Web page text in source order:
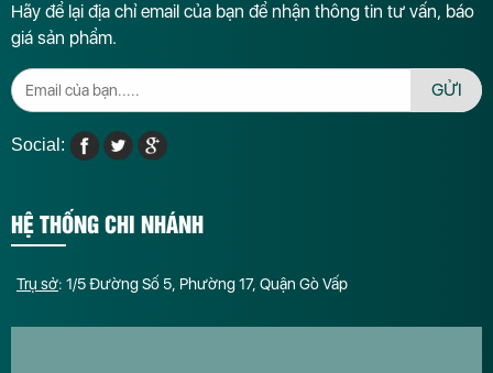
Hãy để lại địa chỉ email của bạn để nhận thông tin tư vấn, báo
giá sản phẩm.
GỬI
Social:
HỆ THỐNG CHI NHÁNH
Trụ sở: 1/5 Đường Số 5, Phường 17, Quận Gò Vấp